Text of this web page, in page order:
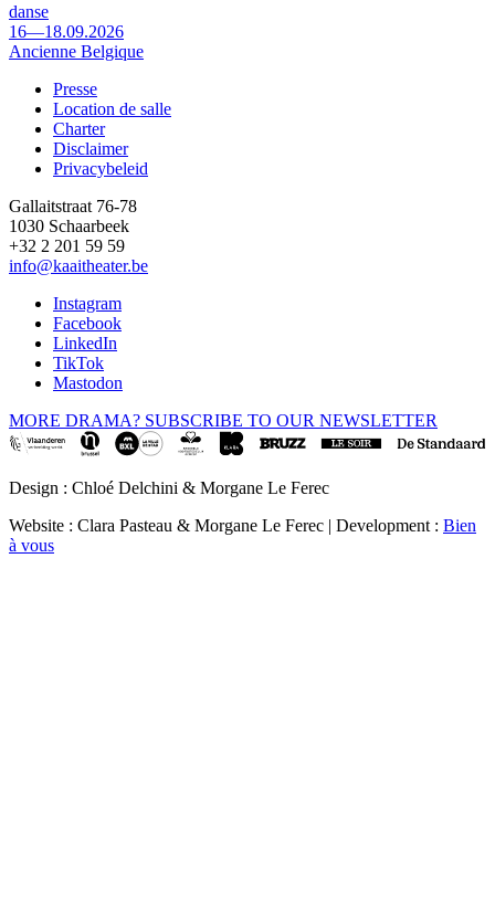
danse
16—18.09.2026
Ancienne Belgique
Footer
Presse
Location de salle
Charter
Disclaimer
Privacybeleid
Gallaitstraat 76-78
1030 Schaarbeek
+32 2 201 59 59
info@kaaitheater.be
Instagram
Facebook
LinkedIn
TikTok
Mastodon
MORE DRAMA? SUBSCRIBE TO OUR NEWSLETTER
Design : Chloé Delchini & Morgane Le Ferec
Website : Clara Pasteau & Morgane Le Ferec | Development : Bien
à vous